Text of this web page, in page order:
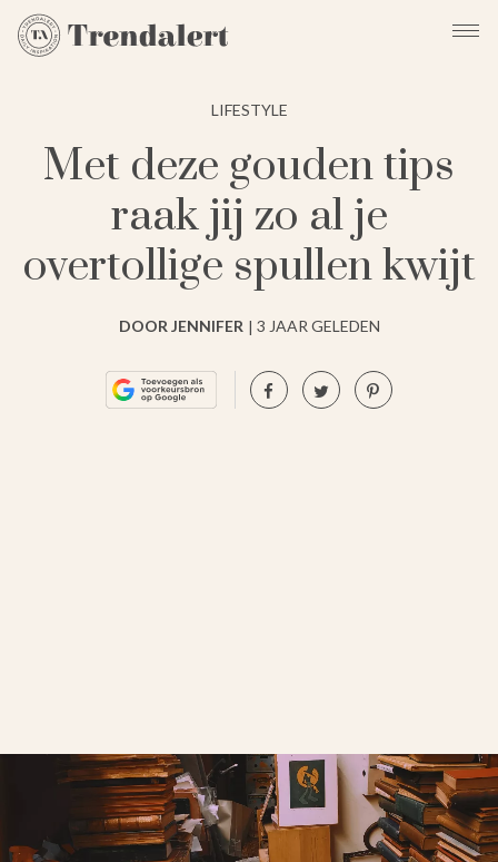
LIFESTYLE
Met deze gouden tips
raak jij zo al je
overtollige spullen kwijt
DOOR JENNIFER 3 JAAR GELEDEN